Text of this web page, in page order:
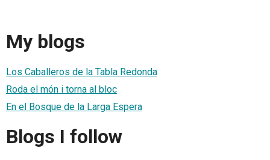
My blogs
Los Caballeros de la Tabla Redonda
Roda el món i torna al bloc
En el Bosque de la Larga Espera
Blogs I follow